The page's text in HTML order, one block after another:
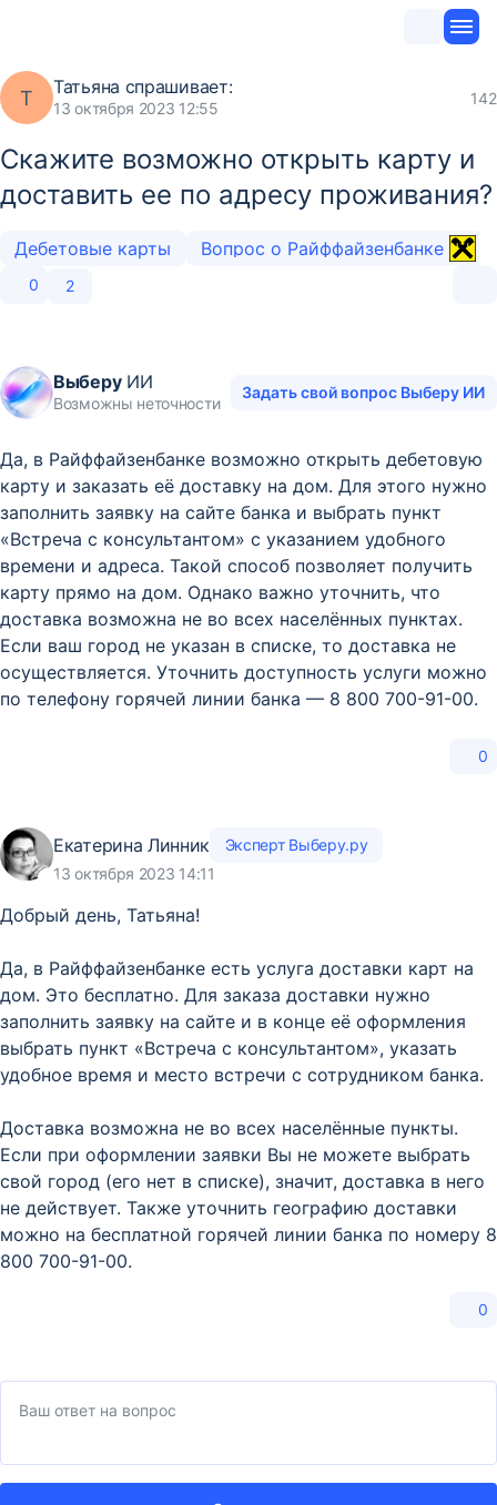
Т Татьяна спрашивает:
13 октября 2023 12:55
142
Скажите возможно открыть карту и
доставить ее по адресу проживания?
Дебетовые карты Вопрос о Райффайзенбанке
0 2
ВыберуИИ
Возможны неточности
Задать свой вопрос Выберу ИИ
Да, в Райффайзенбанке возможно открыть дебетовую
карту и заказать её доставку на дом. Для этого нужно
заполнить заявку на сайте банка и выбрать пункт
«Встреча с консультантом» с указанием удобного
времени и адреса. Такой способ позволяет получить
карту прямо на дом. Однако важно уточнить, что
доставка возможна не во всех населённых пунктах.
Если ваш город не указан в списке, то доставка не
осуществляется. Уточнить доступность услуги можно
по телефону горячей линии банка — 8 800 700-91-00.
0
Екатерина Линник
Эксперт Выберу.ру
13 октября 2023 14:11
Добрый день, Татьяна!
Да, в Райффайзенбанке есть услуга доставки карт на
дом. Это бесплатно. Для заказа доставки нужно
заполнить заявку на сайте и в конце её оформления
выбрать пункт «Встреча с консультантом», указать
удобное время и место встречи с сотрудником банка.
Доставка возможна не во всех населённые пункты.
Если при оформлении заявки Вы не можете выбрать
свой город (его нет в списке), значит, доставка в него
не действует. Также уточнить географию доставки
можно на бесплатной горячей линии банка по номеру 8
800 700-91-00.
0